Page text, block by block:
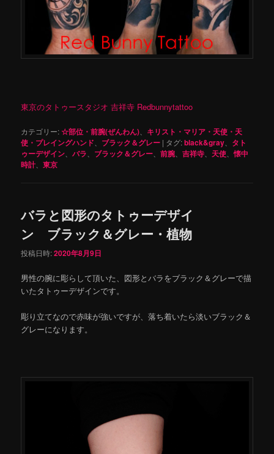
東京のタトゥースタジオ 吉祥寺 Redbunnytattoo
カテゴリー:☆部位・前腕(ぜんわん)
キリスト・マリア・天使・天
使・プレイングハンド
ブラック＆グレー | タグ:black&gray
タト
ゥーデザイン 、バラ ブラック＆グレー 、前腕 、吉祥寺 天使 、懐中
時計、東京
バラと図形のタトゥーデザイ
ン ブラック＆グレー・植物
投稿日時:2020年8月9日
男性の腕に彫らして頂いた、図形とバラをブラック＆グレーで描
いたタトゥーデザインです。
彫り立てなので赤味が強いですが、落ち着いたら淡いブラック＆
グレーになります。